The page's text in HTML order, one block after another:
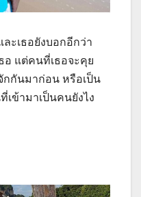
ะเธอยังบอกอีกว่า
อ แต่คนที่เธอจะคุย
กกันมาก่อน หรือเป็น
ข้ามาเป็นคนยังไง